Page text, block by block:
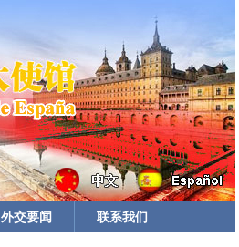
外交要闻 联系我们